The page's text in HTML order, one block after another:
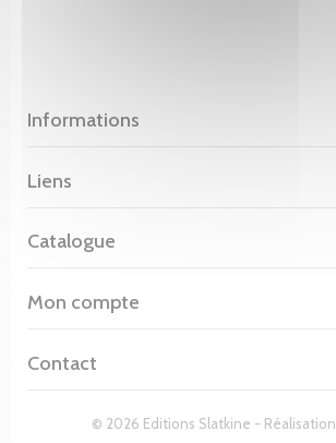
Informations
© 2026 Editions Slatkine - Réalisation
Liens
Catalogue
Mon compte
Contact